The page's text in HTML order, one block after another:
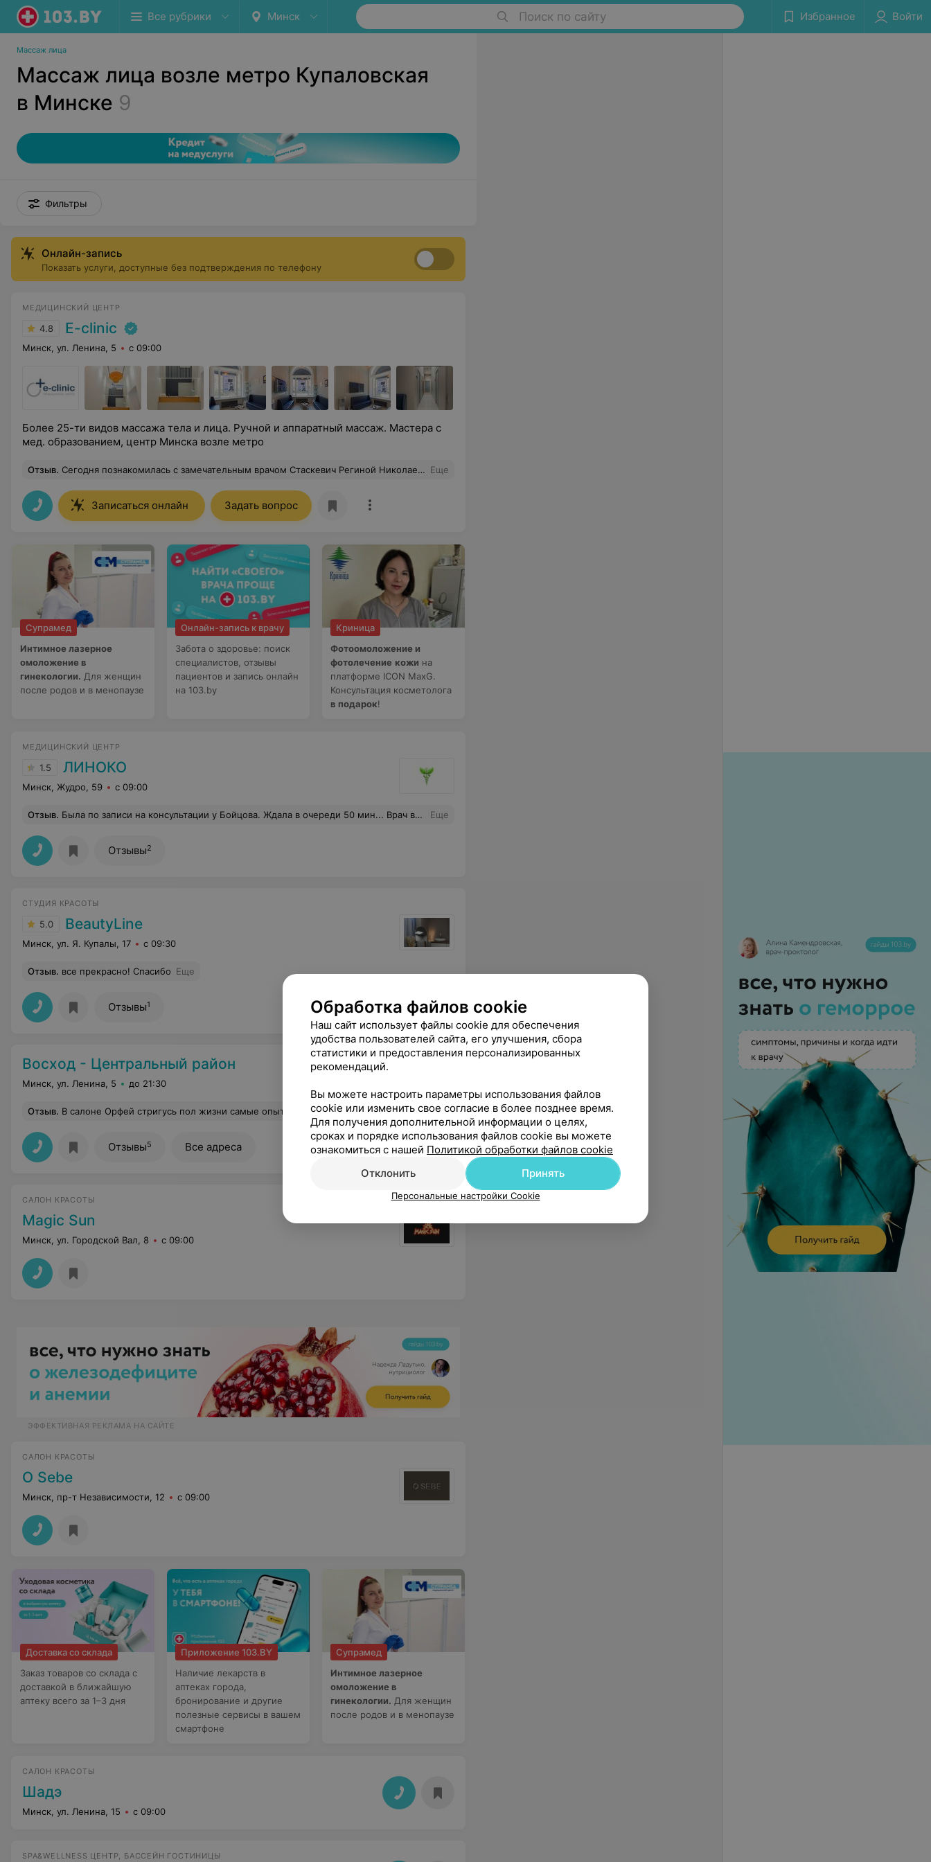
Все рубрики Минск Поиск по сайту Избранное Войти
Массаж лица
Массаж лица возле метро Купаловская
в Минске 9
Фильтры
Онлайн-запись
Показать услуги, доступные без подтверждения по телефону
МЕДИЦИНСКИЙ ЦЕНТР
4.8 E-clinic
Минск, ул. Ленина, 5 с 09:00
Более 25-ти видов массажа тела и лица. Ручной и аппаратный массаж. Мастера с
мед. образованием, центр Минска возле метро
Отзыв. Сегодня познакомилась с замечательным врачом Стаскевич Региной Николаевной. Это профессионал высокого класса. Она не только продиагностировала проблему , с которой я пришла, но также обследовала всё моё тело. Я получила все необходимые рекомендации для дальнейшего наблюдения. А проведенные манипуляции были не только безболезненными, но даже приятными. Руки у этого врача просто волшебные! Еще
Записаться онлайн Задать вопрос
Супрамед
Интимное лазерное
омоложение в
гинекологии. Для женщин
после родов и в менопаузе
Онлайн-запись к врачу
Забота о здоровье: поиск
специалистов, отзывы
пациентов и запись онлайн
на 103.by
Криница
Фотоомоложение и
фотолечение кожи на
платформе ICON MaxG.
Консультация косметолога
в подарок!
МЕДИЦИНСКИЙ ЦЕНТР
1.5 ЛИНОКО
Минск, Жудро, 59 с 09:00
Отзыв. Была по записи на консультации у Бойцова. Ждала в очереди 50 мин... Врач во время приёма постоянно бегает в другие кабинеты на процедуры к другим пациентам. Но самое главное, идти в Линоко нужно будучи готовым в дальнейшем проходить там их платное лечение, иначе консультация - это выброшенные деньги. В моем случае с протрузией и МРТ на руках на консультации мне ничего нового (в сравнении с информацией из мед сайтов) сказано не было, только описано лечение в их клинике и с покупкой только их корсета. За лечение в моем случае обычной протрузии озвучили только за 1-й этап в 10 сеансов по 70 р за каждый сеанс, и ещё 2 этапа ... Про меры для лечения дома сказано, что это рискованно и ни в коем случае... Т.к. я не готова платить такие деньги, то 90 р за консультацию затрачено зря... Плохого ничего сказать не хочу, но заведение выглядит слегка странно для таких цен. Лучше бы потратила эти деньги на оплату конкретных процедур. Еще
Отзывы2
СТУДИЯ КРАСОТЫ
5.0 BeautyLine
Минск, ул. Я. Купалы, 17 с 09:30
Отзыв. все прекрасно! Спасибо Еще
Отзывы1
Восход - Центральный район
Минск, ул. Ленина, 5 до 21:30
Отзыв. В салоне Орфей стригусь пол жизни самые опытные мастера по стрижкам для мужчин. Работает мастер Александр золотые руки ему отдельное спасибо. Еще
Отзывы5 Все адреса
САЛОН КРАСОТЫ
Magic Sun
Минск, ул. Городской Вал, 8 с 09:00
ЭФФЕКТИВНАЯ РЕКЛАМА НА САЙТЕ
САЛОН КРАСОТЫ
O Sebe
Минск, пр-т Независимости, 12 с 09:00
Доставка со склада
Заказ товаров со склада с
доставкой в ближайшую
аптеку всего за 1–3 дня
Приложение 103.BY
Наличие лекарств в
аптеках города,
бронирование и другие
полезные сервисы в вашем
смартфоне
Супрамед
Интимное лазерное
омоложение в
гинекологии. Для женщин
после родов и в менопаузе
САЛОН КРАСОТЫ
Шадэ
Минск, ул. Ленина, 15 с 09:00
SPA&WELLNESS ЦЕНТР, БАССЕЙН ГОСТИНИЦЫ
Обработка файлов cookie
Наш сайт использует файлы cookie для обеспечения
удобства пользователей сайта, его улучшения, сбора
статистики и предоставления персонализированных
рекомендаций.
Вы можете настроить параметры использования файлов
cookie или изменить свое согласие в более позднее время.
Для получения дополнительной информации о целях,
сроках и порядке использования файлов cookie вы можете
ознакомиться с нашей Политикой обработки файлов cookie
Отклонить
Принять
Персональные настройки Cookie